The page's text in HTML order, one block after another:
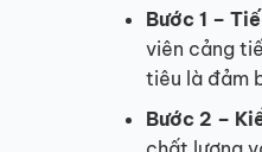
Bước 1 –
viên cảng
tiêu là đảm
Bước 2 –